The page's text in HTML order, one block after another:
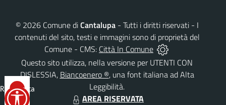
© 2026Comune diCantalupa- Tutti i diritti riservati - I
contenuti del sito, testi e immagini sono di proprietà del
Comune - CMS: Città In Comune
Questo sito utilizza, nella versione per UTENTI CON
DISLESSIA, Biancoenero ®, una font italiana ad Alta
Leggibilità.
AREA RISERVATA
Reimposta
tutto